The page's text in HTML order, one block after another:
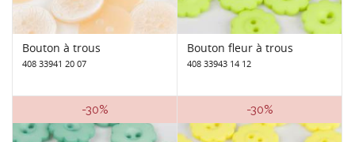
Bouton à trous
408 33941 20 07
Bouton fleur à trous
408 33943 14 12
-30% -30%